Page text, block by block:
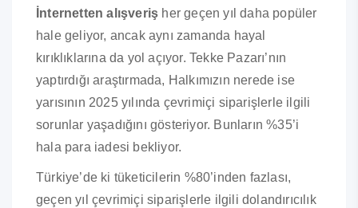
İnternetten alışveriş her geçen yıl daha popüler
hale geliyor, ancak aynı zamanda hayal
kırıklıklarına da yol açıyor. Tekke Pazarı’nın
yaptırdığı araştırmada, Halkımızın nerede ise
yarısının 2025 yılında çevrimiçi siparişlerle ilgili
sorunlar yaşadığını gösteriyor. Bunların %35’i
hala para iadesi bekliyor.
Türkiye’de ki tüketicilerin %80’inden fazlası,
geçen yıl çevrimiçi siparişlerle ilgili dolandırıcılık